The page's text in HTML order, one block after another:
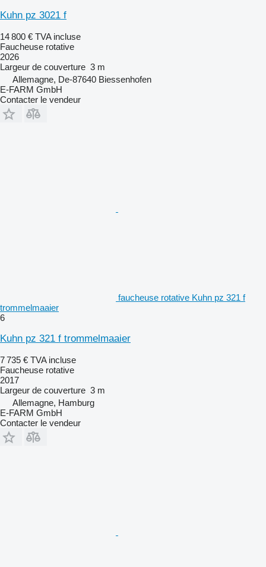
Kuhn pz 3021 f
14 800 € TVA incluse
Faucheuse rotative
2026
Largeur de couverture 3 m
Allemagne, De-87640 Biessenhofen
E-FARM GmbH
Contacter le vendeur
faucheuse rotative Kuhn pz 321 f
trommelmaaier
6
Kuhn pz 321 f trommelmaaier
7 735 € TVA incluse
Faucheuse rotative
2017
Largeur de couverture 3 m
Allemagne, Hamburg
E-FARM GmbH
Contacter le vendeur